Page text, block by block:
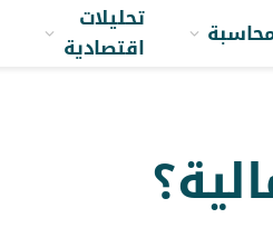
تحليلات
اقتصادية